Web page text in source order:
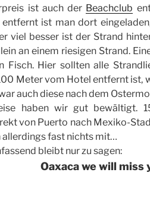
ist auch der Beachclub
ist man dort
viel besser ist der Strand
an einem riesigen Strand.
Fisch. Hier sollten alle
Meter vom Hotel entfernt ist,
auch diese nach dem
haben wir gut bewältigt.
von Puerto nach Mexiko-
allerdings fast nichts mit…
bleibt nur zu sagen:
Oaxaca we will miss